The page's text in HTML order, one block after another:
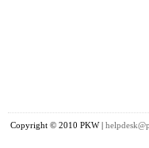
Copyright © 2010 PKW |